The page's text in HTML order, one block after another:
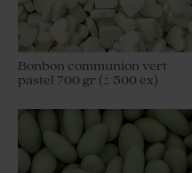
Bonbon communion vert
pastel 700 gr (± 500 ex)